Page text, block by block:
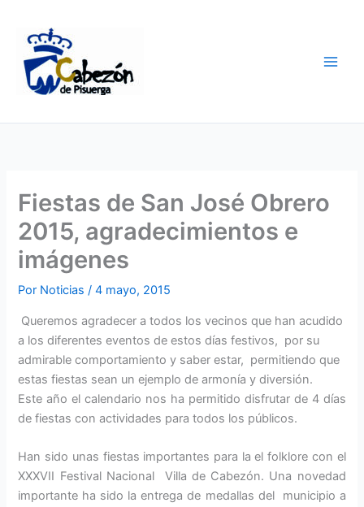
contenido
Fiestas de San José Obrero
2015, agradecimientos e
imágenes
Por Noticias/4 mayo, 2015
Queremos agradecer a todos los vecinos que han acudido
a los diferentes eventos de estos días festivos, por su
admirable comportamiento y saber estar, permitiendo que
estas fiestas sean un ejemplo de armonía y diversión.
Este año el calendario nos ha permitido disfrutar de 4 días
de fiestas con actividades para todos los públicos.
Han sido unas fiestas importantes para la el folklore con el
XXXVII Festival Nacional Villa de Cabezón. Una novedad
importante ha sido la entrega de medallas del municipio a